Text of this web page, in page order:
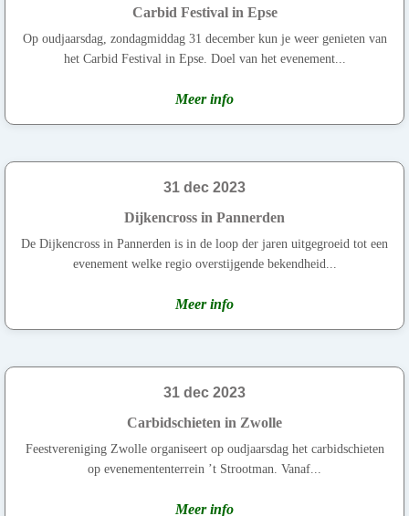
Carbid Festival in Epse
Op oudjaarsdag, zondagmiddag 31 december kun je weer genieten van
het Carbid Festival in Epse. Doel van het evenement...
Meer info
31 dec 2023
Dijkencross in Pannerden
De Dijkencross in Pannerden is in de loop der jaren uitgegroeid tot een
evenement welke regio overstijgende bekendheid...
Meer info
31 dec 2023
Carbidschieten in Zwolle
Feestvereniging Zwolle organiseert op oudjaarsdag het carbidschieten
op evenemententerrein ’t Strootman. Vanaf...
Meer info